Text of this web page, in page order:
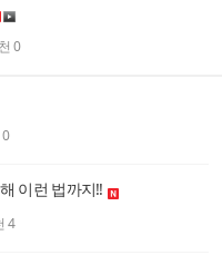
0
0
이런 법까지!!
4